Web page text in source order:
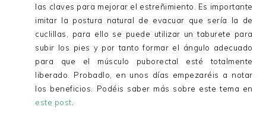
las claves para mejorar el estreñimiento. Es importante
imitar la postura natural de evacuar que sería la de
cuclillas, para ello se puede utilizar un taburete para
subir los pies y por tanto formar el ángulo adecuado
para que el músculo puborectal esté totalmente
liberado. Probadlo, en unos días empezaréis a notar
los beneficios. Podéis saber más sobre este tema en
este post